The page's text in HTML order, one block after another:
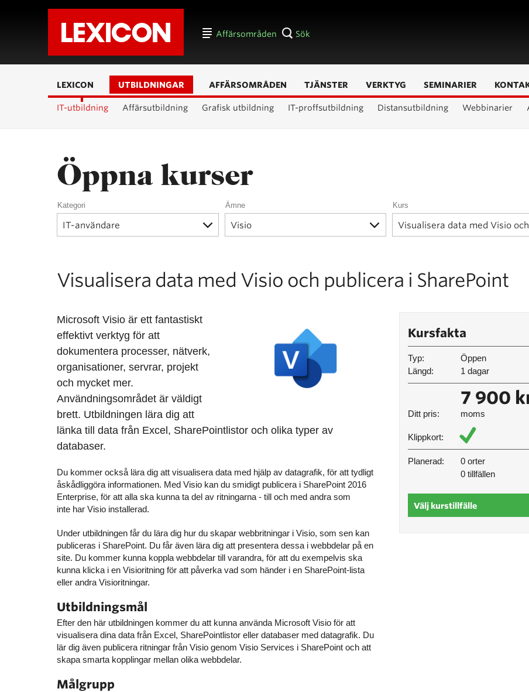
Affärsområden Sök
LEXICON UTBILDNINGAR
IT-utbildning Affärsutbildning Grafisk utbildning IT-proffsutbildning Distansutbildning Webbinarier
AFFÄRSOMRÅDEN TJÄNSTER VERKTYG SEMINARIER
Öppna kurser
Kategori Ämne Kurs
Visualisera data med Visio och publicera i SharePoint
Microsoft Visio är ett fantastiskt
effektivt verktyg för att
dokumentera processer, nätverk,
organisationer, servrar, projekt
och mycket mer.
Användningsområdet är väldigt
brett. Utbildningen lära dig att
länka till data från Excel, SharePointlistor och olika typer av
databaser.
Du kommer också lära dig att visualisera data med hjälp av datagrafik, för att tydligt
åskådliggöra informationen. Med Visio kan du smidigt publicera i SharePoint 2016
Enterprise, för att alla ska kunna ta del av ritningarna - till och med andra som
inte har Visio installerad.
Under utbildningen får du lära dig hur du skapar webbritningar i Visio, som sen kan
publiceras i SharePoint. Du får även lära dig att presentera dessa i webbdelar på en
site. Du kommer kunna koppla webbdelar till varandra, för att du exempelvis ska
kunna klicka i en Visioritning för att påverka vad som händer i en SharePoint-lista
eller andra Visioritningar.
Utbildningsmål
Efter den här utbildningen kommer du att kunna använda Microsoft Visio för att
visualisera dina data från Excel, SharePointlistor eller databaser med datagrafik. Du
lär dig även publicera ritningar från Visio genom Visio Services i SharePoint och att
skapa smarta kopplingar mellan olika webbdelar.
Målgrupp
Kursfakta
Typ:
Öppen
Längd:
1 dagar
Ditt pris:
7 900
moms
Klippkort:
Planerad:
0 orter
0 tillfällen
Välj kurstillfälle